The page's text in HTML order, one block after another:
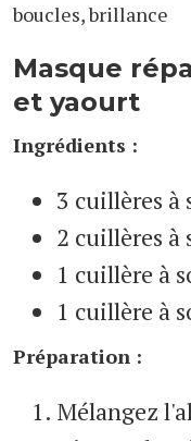
boucles, brillance
Masque
et yaourt
Ingrédients :
3 cuillères à
2 cuillères à
1 cuillère à
1 cuillère à
Préparation :
Mélangez